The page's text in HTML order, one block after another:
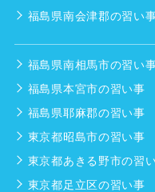
福島県南会津郡の習い
福島県南相馬市の習い
福島県本宮市の習い事
福島県耶麻郡の習い事
東京都昭島市の習い事
東京都あきる野市の習
東京都足立区の習い事